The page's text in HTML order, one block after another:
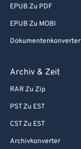
EPUB Zu PDF
EPUB Zu MOBI
Dokumentenkonverter
Archiv & Zeit
RAR Zu Zip
PST Zu EST
CST Zu EST
Archivkonverter